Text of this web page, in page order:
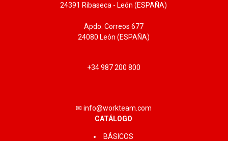
24391 Ribaseca - León (ESPAÑA)
Apdo. Correos 677
24080 León (ESPAÑA)
+34 987 200 800
✉ info@workteam.com
CATÁLOGO
BÁSICOS